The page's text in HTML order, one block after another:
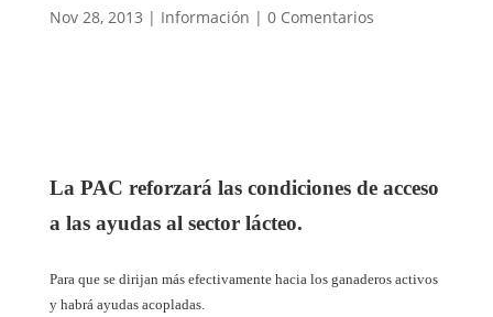
Nov 28, 2013 | Información | 0 Comentarios
La PAC reforzará las condiciones de acceso
a las ayudas al sector lácteo.
Para que se dirijan más efectivamente hacia los ganaderos activos
y habrá ayudas acopladas.